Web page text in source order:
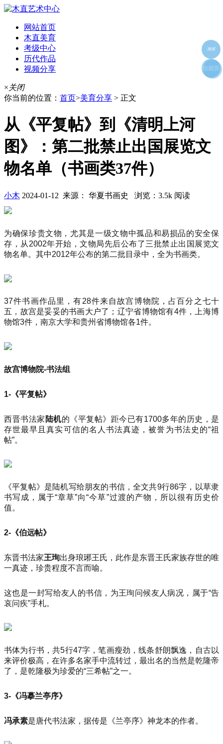
网站首页
木直美育
考级中心
历代作品
视频分享
×关闭
你当前的位置： 首页>美育分享 > 正文
从《平复帖》到《清明上河
图》：第二批禁止出国展览文
物名单（书画类37件）
小木 2024-01-12 来源： 华夏书画史 浏览：3.5k 阅读
为确保珍贵文物，尤其是一级文物中孤品和易损品的安全保
存，从2002年开始，文物局先后公布了三批禁止出国展览文
物名单。其中2012年公布的第二批目录中，全为书画类。
37件书画作品里，有28件来自故宫博物院，占百分之七十
五，故宫是妥妥的书画大户了；辽宁省博物馆有4件，上海博
物馆3件，南京大学和贵州省博物馆各1件。
故宫博物院-书法组
1-《平复帖》
西晋书法家 陆机的《平复帖》距今已有1700多年的历史，是
存世最早且真实可信的名人书法真迹，被誉为书法史的“祖
帖”。
《平复帖》是陆机写给朋友的书信，全文共9行86字，以草隶
书写成，属于“章草”向“今草”过渡的产物，所以很有历史价
值。
2-《伯远帖》
东晋书法家王珣出身琅琊王氏，此作是东晋王氏家族存世的唯
一真迹，珍贵程度不言而喻。
这也是一封写给友人的书信，为王珣问候友人病况，属于“告
哀问疾”手札。
书体为行书，共5行47字，笔画瘦劲，线条舒朗飘逸，自古以
来评价极高，在许多名家手中流转过，最出名的当然是乾隆帝
了，是乾隆极为珍爱的“三希帖”之一。
3-《冯摹兰亭序》
冯承素是唐代书法家，据传是《兰亭序》神龙本的作者。
海报
好友
朋友圈
收藏夹